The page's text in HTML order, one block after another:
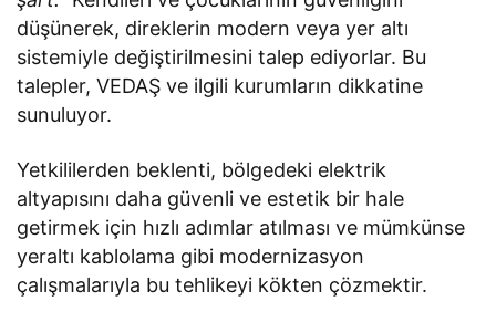
düşünerek, direklerin modern veya yer altı
sistemiyle değiştirilmesini talep ediyorlar. Bu
talepler, VEDAŞ ve ilgili kurumların dikkatine
sunuluyor.
Yetkililerden beklenti, bölgedeki elektrik
altyapısını daha güvenli ve estetik bir hale
getirmek için hızlı adımlar atılması ve mümkünse
yeraltı kablolama gibi modernizasyon
çalışmalarıyla bu tehlikeyi kökten çözmektir.